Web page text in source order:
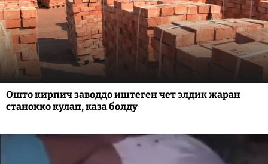
Ошто кирпич заводдо иштеген чет элдик жаран
станокко кулап, каза болду